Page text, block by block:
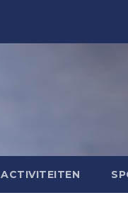
ACTIVITEITEN